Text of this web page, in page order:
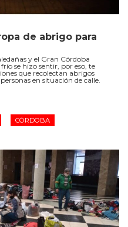
de abrigo para
y el Gran Córdoba
se hizo sentir, por eso, te
que recolectan abrigos
en situación de calle.
CÓRDOBA